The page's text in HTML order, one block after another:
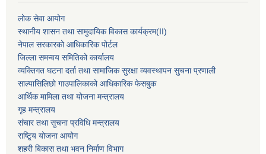
लोक सेवा आयोग
स्थानीय शासन तथा सामुदायिक विकास कार्यक्रम(II)
नेपाल सरकारको आधिकारिक पोर्टल
जिल्ला समन्वय समितिको कार्यालय
व्यक्तिगत घटना दर्ता तथा सामाजिक सुरक्षा व्यवस्थापन सुचना प्रणाली
साल्पासिलिछो गाउपालिकाको आधिकारिक फेसबुक
आर्थिक मामिला तथा योजना मन्त्रालय
गृह मन्त्रालय
संचार तथा सुचना प्रविधि मन्त्रालय
राष्टि्ृय योजना आयोग
शहरी बिकास तथा भवन निर्माण विभाग